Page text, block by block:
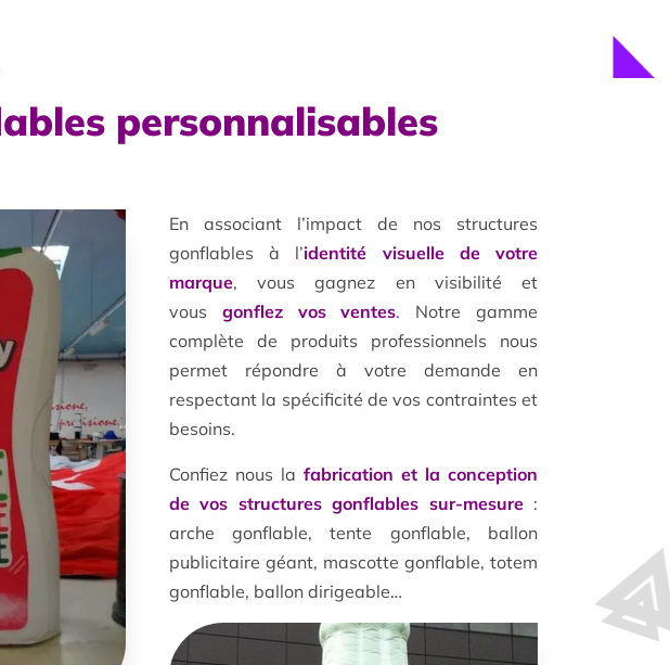
personnalisables
En associant l’impact de nos structures
gonflables à l’identité visuelle de votre
marque, vous gagnez en visibilité et
vous gonflez vos ventes. Notre gamme
complète de produits professionnels nous
permet répondre à votre demande en
respectant la spécificité de vos contraintes et
besoins.
Confiez nous la fabrication et la conception
de vos structures gonflables sur-mesure:
arche gonflable, tente gonflable, ballon
publicitaire géant, mascotte gonflable, totem
gonflable, ballon dirigeable…